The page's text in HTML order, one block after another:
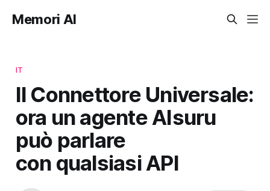
Memori AI
IT
Il Connettore Universale:
ora un agente AIsuru
può parlare
con qualsiasi API